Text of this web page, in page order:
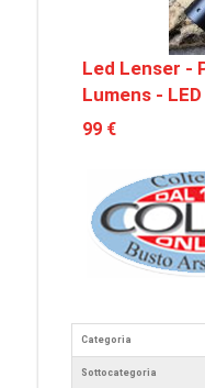
Led Lenser -
Lumens -
99 €
Categoria
Sottocategoria